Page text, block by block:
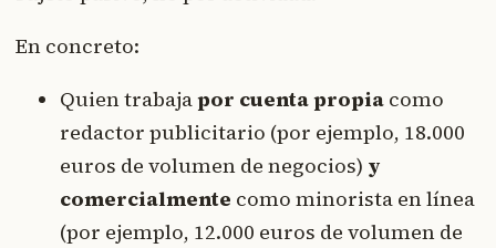
En concreto:
Quien trabajapor cuenta propia como
redactor publicitario (por ejemplo, 18.000
euros de volumen de negocios) y
comercialmente como minorista en línea
(por ejemplo, 12.000 euros de volumen de